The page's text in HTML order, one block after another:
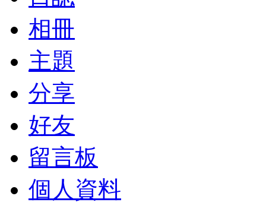
相冊
主題
分享
好友
留言板
個人資料